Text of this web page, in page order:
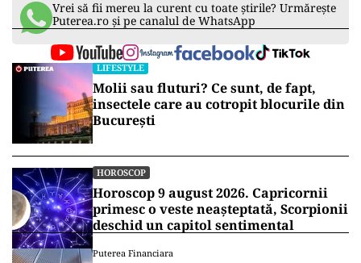
Vrei să fii mereu la curent cu toate știrile? Urmărește
Puterea.ro și pe canalul de WhatsApp
LIFESTYLE
Molii sau fluturi? Ce sunt, de fapt,
insectele care au cotropit blocurile din
București
HOROSCOP
Horoscop 9 august 2026. Capricornii
primesc o veste neașteptată, Scorpionii
deschid un capitol sentimental
Puterea Financiara